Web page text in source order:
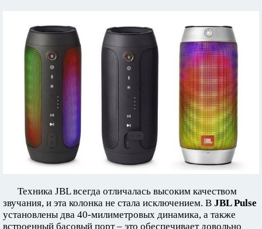
Техника JBL всегда отличалась высоким качеством
звучания, и эта колонка не стала исключением. В JBL Pulse
установлены два 40-милиметровых динамика, а также
встроенный басовый порт – это обеспечивает довольно